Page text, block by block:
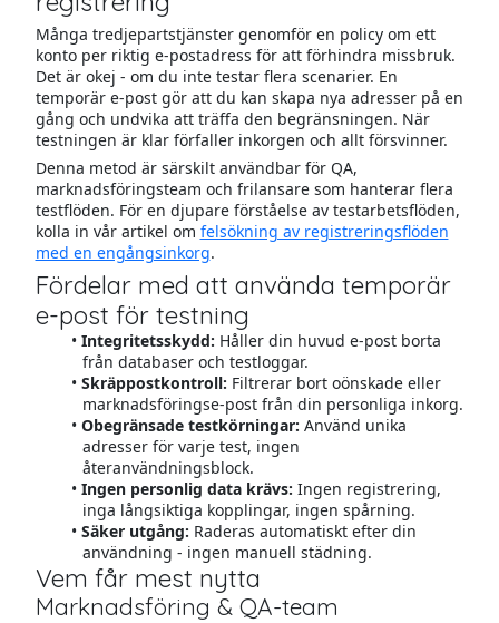
Många tredjepartstjänster genomför en policy om ett
konto per riktig e-postadress för att förhindra missbruk.
Det är okej - om du inte testar flera scenarier. En
temporär e-post gör att du kan skapa nya adresser på en
gång och undvika att träffa den begränsningen. När
testningen är klar förfaller inkorgen och allt försvinner.
Denna metod är särskilt användbar för QA,
marknadsföringsteam och frilansare som hanterar flera
testflöden. För en djupare förståelse av testarbetsflöden,
kolla in vår artikel om felsökning av registreringsflöden
med en engångsinkorg.
Fördelar med att använda temporär
e-post för testning
Integritetsskydd: Håller din huvud e-post borta
från databaser och testloggar.
Skräppostkontroll: Filtrerar bort oönskade eller
marknadsföringse-post från din personliga inkorg.
Obegränsade testkörningar: Använd unika
adresser för varje test, ingen
återanvändningsblock.
Ingen personlig data krävs: Ingen registrering,
inga långsiktiga kopplingar, ingen spårning.
Säker utgång: Raderas automatiskt efter din
användning - ingen manuell städning.
Vem får mest nytta
Marknadsföring & QA-team